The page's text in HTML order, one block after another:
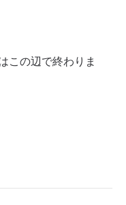
この辺で終わりま